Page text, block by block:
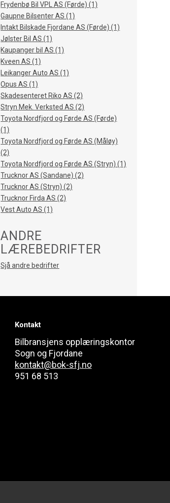
Frydenbø Bil VPL AS (Førde) (1)
Gaupne Bilsenter AS (1)
Intakt Bilskade Fjordane AS (Førde) (1)
Jølster Bil AS (1)
Kaupanger bil AS (1)
Kveen AS (1)
Leikanger Auto AS (1)
Opus AS (1)
Skadesenteret Riko AS (2)
Stryn Mek. Verksted AS (2)
Toyota Nordfjord og Førde AS (Førde)
(1)
Toyota Nordfjord og Førde AS (Måløy)
(2)
Toyota Nordfjord og Førde AS (Stryn) (1)
Trucknor AS (Sandane) (2)
Trucknor AS (Stryn) (2)
Trucknor Firda AS (2)
Vest Auto AS (1)
ANDRE
LÆREBEDRIFTER
Sjå andre bedrifter
Kontakt
Bilbransjens opplæringskontor
Sogn og Fjordane
kontakt@bok-sfj.no
951 68 513